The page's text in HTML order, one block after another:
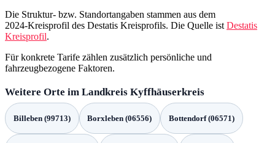
Die Struktur‑ bzw. Standortangaben stammen aus dem
2024‑Kreisprofil des Destatis Kreisprofils. Die Quelle ist Destatis
Kreisprofil.
Für konkrete Tarife zählen zusätzlich persönliche und
fahrzeugbezogene Faktoren.
Weitere Orte im Landkreis Kyffhäuserkreis
Billeben (99713) Borxleben (06556) Bottendorf (06571)